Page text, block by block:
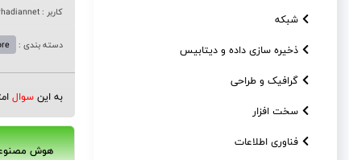
شبکه
ذخیره سازی داده و دیتابیس
گرافیک و طراحی
سخت افزار
فناوری اطلاعات
کاربر : mrhadiannet
دسته بندی :
به اینسوال
هوش